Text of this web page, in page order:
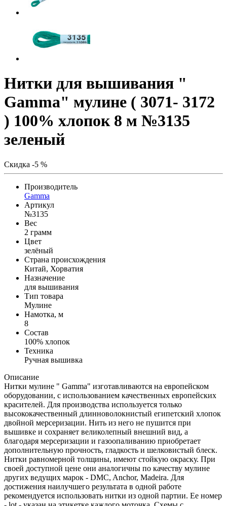
Нитки для вышивания "
Gamma" мулине ( 3071- 3172
) 100% хлопок 8 м №3135
зеленый
Скидка -5 %
Производитель
Gamma
Артикул
№3135
Вес
2 грамм
Цвет
зелёный
Страна происхождения
Китай, Хорватия
Назначение
для вышивания
Тип товара
Мулине
Намотка, м
8
Состав
100% хлопок
Техника
Ручная вышивка
Описание
Нитки мулине " Gamma" изготавливаются на европейском
оборудовании, с использованием качественных европейских
красителей. Для производства используется только
высококачественный длинноволокнистый египетский хлопок
двойной мерсеризации. Нить из него не пушится при
вышивке и сохраняет великолепный внешний вид, а
благодаря мерсеризации и газоопаливанию приобретает
дополнительную прочность, гладкость и шелковистый блеск.
Нитки равномерной толщины, имеют стойкую окраску. При
своей доступной цене они аналогичны по качеству мулине
других ведущих марок - DMC, Anchor, Madeira. Для
достижения наилучшего результата в одной работе
рекомендуется использовать нитки из одной партии. Ее номер